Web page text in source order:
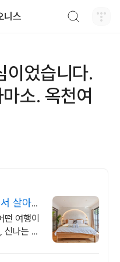
니스
이었습니다.
소. 옥천여
살아보
여행이
신나는 파